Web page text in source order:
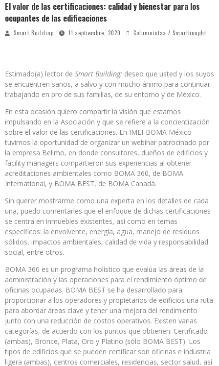
El valor de las certificaciones: calidad y bienestar para los
ocupantes de las edificaciones
Smart Building 11 septiembre, 2020 Columnistas / Smarthought
Estimado(a) lector de Smart Building: deseo que usted y los suyos
se encuentren sanos, a salvo y con mucho ánimo para continuar
trabajando en pro de sus familias, de su entorno y de México.
En esta ocasión quiero compartir la visión que estamos
impulsando en la Asociación y que se refiere a la concientización
sobre el valor de las certificaciones. En IMEI-BOMA México
tuvimos la oportunidad de organizar un webinar patrocinado por
la empresa Belimo, en donde consultores, dueños de edificios y
facility managers compartieron sus experiencias al obtener
acreditaciones ambientales como BOMA 360, de BOMA
International, y BOMA BEST, de BOMA Canadá.
Sin querer mostrarme como una experta en los detalles de cada
una, puedo comentarles que el enfoque de dichas certificaciones
se centra en inmuebles existentes, así como en temas
específicos: la envolvente, energía, agua, manejo de residuos
sólidos, impactos ambientales, calidad de vida y responsabilidad
social, entre otros.
BOMA 360 es un programa holístico que evalúa las áreas de la
administración y las operaciones para el rendimiento óptimo de
oficinas ocupadas. BOMA BEST se ha desarrollado para
proporcionar a los operadores y propietarios de edificios una ruta
para abordar áreas clave y tener una mejora del rendimiento
junto con una reducción de costos operativos. Existen varias
categorías, de acuerdo con los puntos que obtienen: Certificado
(ambas), Bronce, Plata, Oro y Platino (sólo BOMA BEST). Los
tipos de edificios que se pueden certificar son oficinas e industria
ligera (ambas), centros comerciales, residencias, sector salud, así